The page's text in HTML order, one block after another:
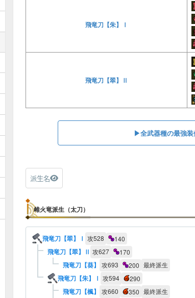
飛竜刀【朱】Ⅰ
飛竜刀【翠】Ⅱ
▶︎全武器種の最強装
派生名
雌火竜派生（太刀）
飛竜刀【翠】Ⅰ 攻528 140
飛竜刀【翠】Ⅱ 攻627 170
飛竜刀【葵】 攻693 200 最終派生
飛竜刀【朱】Ⅰ 攻594 290
飛竜刀【楓】 攻660 350 最終派生